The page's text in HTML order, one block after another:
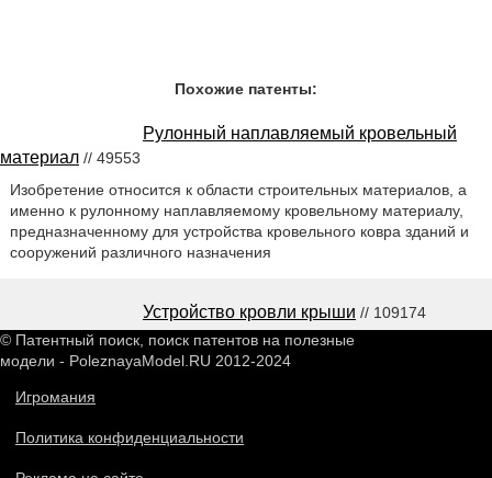
Похожие патенты:
Рулонный наплавляемый кровельный
материал // 49553
Изобретение относится к области строительных материалов, а
именно к рулонному наплавляемому кровельному материалу,
предназначенному для устройства кровельного ковра зданий и
сооружений различного назначения
Устройство кровли крыши // 109174
© Патентный поиск, поиск патентов на полезные
модели - PoleznayaModel.RU 2012-2024
Игромания
Политика конфиденциальности